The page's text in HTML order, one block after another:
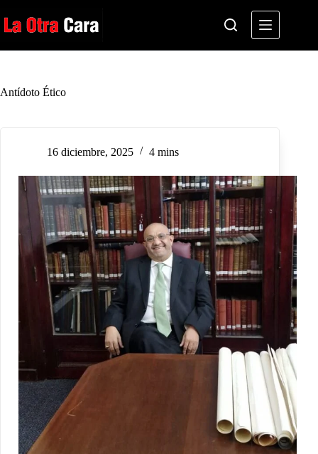
al
contenido
Antídoto Ético
16 diciembre, 2025 4 mins